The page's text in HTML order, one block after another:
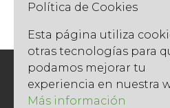
Socios del Gremi de
Catalunya
Política de Cookies
Esta página utiliza
otras tecnologías para
podamos mejorar tu
experiencia en nuestra
Más información